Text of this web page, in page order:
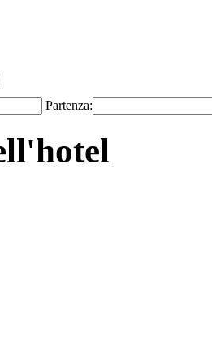
Partenza: